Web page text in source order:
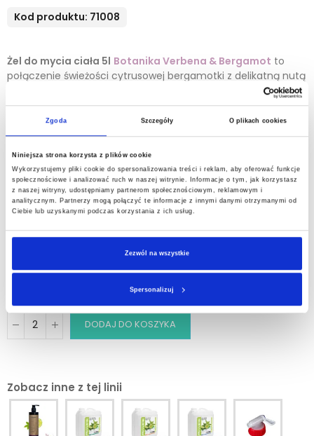
Zgoda Szczegóły O plikach cookies
Niniejsza strona korzysta z plików cookie
Wykorzystujemy pliki cookie do spersonalizowania treści i reklam, aby oferować funkcje
społecznościowe i analizować ruch w naszej witrynie. Informacje o tym, jak korzystasz
z naszej witryny, udostępniamy partnerom społecznościowym, reklamowym i
analitycznym. Partnerzy mogą połączyć te informacje z innymi danymi otrzymanymi od
Ciebie lub uzyskanymi podczas korzystania z ich usług.
Zezwól na wszystkie
Spersonalizuj
Kod produktu: 71008
Żel do mycia ciała 5l Botanika Verbena & Bergamot to
połączenie świeżości cytrusowej bergamotki z delikatną nutą
werbeny – zapach, który relaksuje i odświeża zmysły. Żel pod
prysznic w płynie 5L łagodnie oczyszcza skórę, pozostawiając
ją gładką, nawilżoną i subtelnie pachnącą.
liczy się jakość pielęgnacji oraz wygoda użytkowania.
Uzupełnienie kosmetyków hotelowych 5L to rozwiązanie
ekonomiczne i ekologiczne – pozwala znacząco obniżyć
koszty oraz zredukować ilość plastikowych odpadów.
Stosowany w dozownikach hotelowych, żel doskonale wpisuje
się w nowoczesne standardy gościnności. Wybierz kosmetyki
hotelowe uzupełniane, które podnoszą komfort pobytu i
Minimalna ilość zamówienia tego produktu jest 2.
DODAJ DO KOSZYKA
Zobacz inne z tej linii